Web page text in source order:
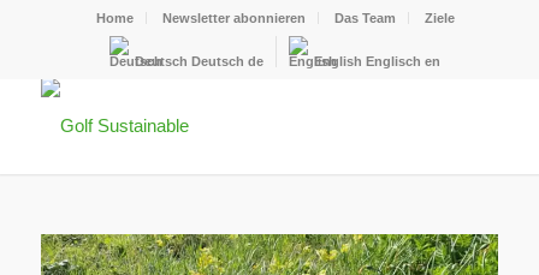
Home Newsletter abonnieren Das Team Ziele
Deutsch Deutsch de English Englisch en